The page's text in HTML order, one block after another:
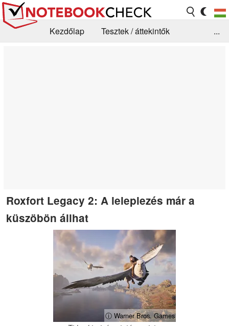
Kezdőlap
Tesztek / áttekintők
...
Roxfort Legacy 2: A leleplezés már a
küszöbön állhat
ⓘ Warner Bros. Games